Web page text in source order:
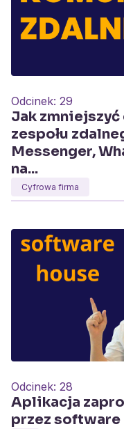
Odcinek: 29
Jak
zespołu
Messenger,
na...
Cyfrowa firma
Odcinek: 28
Aplikacja
przez software